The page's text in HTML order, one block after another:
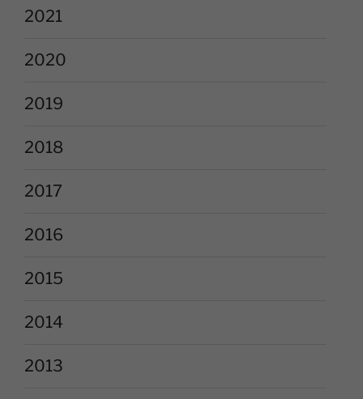
2021
2020
2019
2018
2017
2016
2015
2014
2013